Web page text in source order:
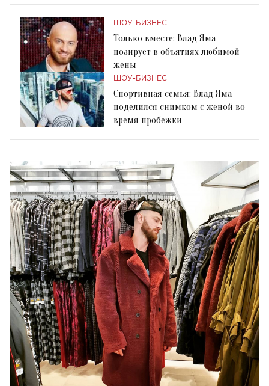
ШОУ-БИЗНЕС
Только вместе: Влад Яма
позирует в объятиях любимой
жены
ШОУ-БИЗНЕС
Спортивная семья: Влад Яма
поделился снимком с женой во
время пробежки